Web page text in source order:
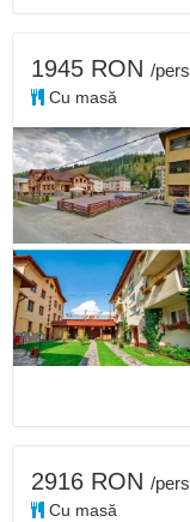
1945 RON /pers
Cu masă
2916 RON /pers
Cu masă